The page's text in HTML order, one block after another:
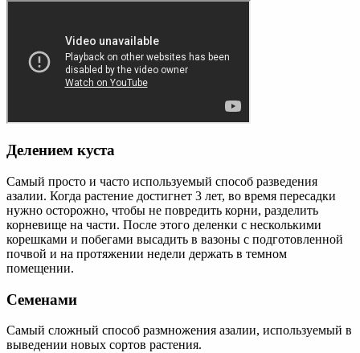
Делением куста
Самый просто и часто используемый способ разведения
азалии. Когда растение достигнет 3 лет, во время пересадки
нужно осторожно, чтобы не повредить корни, разделить
корневище на части. После этого деленки с несколькими
корешками и побегами высадить в вазоны с подготовленной
почвой и на протяжении недели держать в темном
помещении.
Семенами
Самый сложный способ размножения азалии, используемый в
выведении новых сортов растения.